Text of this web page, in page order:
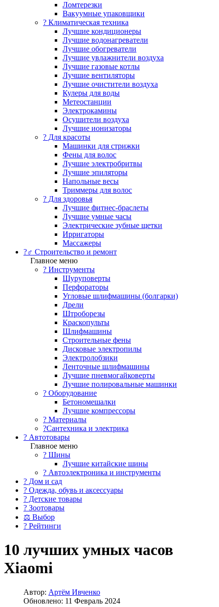
Ломтерезки
Вакуумные упаковщики
?️ Климатическая техника
Лучшие кондиционеры
Лучшие водонагреватели
Лучшие обогреватели
Лучшие увлажнители воздуха
Лучшие газовые котлы
Лучшие вентиляторы
Лучшие очистители воздуха
Кулеры для воды
Метеостанции
Электрокамины
Осушители воздуха
Лучшие ионизаторы
? Для красоты
Машинки для стрижки
Фены для волос
Лучшие электробритвы
Лучшие эпиляторы
Напольные весы
Триммеры для волос
? Для здоровья
Лучшие фитнес-браслеты
Лучшие умные часы
Электрические зубные щетки
Ирригаторы
Массажеры
?‍♂️ Строительство и ремонт
Главное меню
?️ Инструменты
Шуруповерты
Перфораторы
Угловые шлифмашины (болгарки)
Дрели
Штроборезы
Краскопульты
Шлифмашины
Строительные фены
Дисковые электропилы
Электролобзики
Ленточные шлифмашины
Лучшие пневмогайковерты
Лучшие полировальные машинки
?️ Оборудование
Бетономешалки
Лучшие компрессоры
? Материалы
?Сантехника и электрика
? Автотовары
Главное меню
? Шины
Лучшие китайские шины
? Автоэлектроника и инструменты
? Дом и сад
? Одежда, обувь и аксессуары
? Детские товары
? Зоотовары
⚖ Выбор
? Рейтинги
10 лучших умных часов
Xiaomi
Автор: Артём Ивченко
Обновлено: 11 Февраль 2024